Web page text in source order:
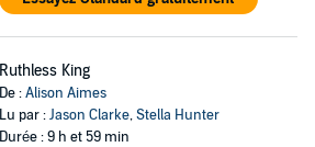
Ruthless King
De :Alison Aimes
Lu par :Jason Clarke,Stella Hunter
Durée : 9 h et 59 min